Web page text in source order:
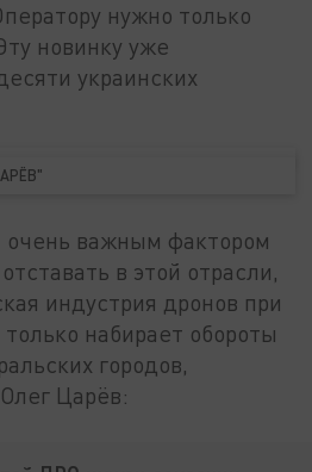
нужно только
новинку уже
украинских
важным фактором
в этой отрасли,
индустрия дронов при
набирает обороты
городов,
Царёв: